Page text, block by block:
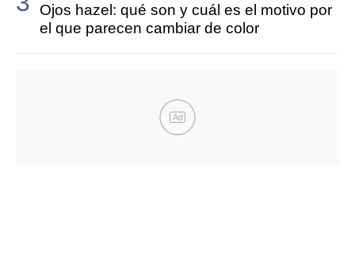
Ojos hazel: qué son y cuál es el motivo por
el que parecen cambiar de color
Ad